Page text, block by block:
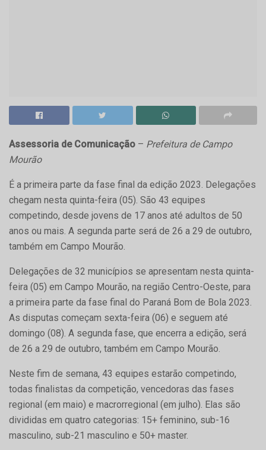
Assessoria de Comunicação – Prefeitura de Campo
Mourão
É a primeira parte da fase final da edição 2023. Delegações
chegam nesta quinta-feira (05). São 43 equipes
competindo, desde jovens de 17 anos até adultos de 50
anos ou mais. A segunda parte será de 26 a 29 de outubro,
também em Campo Mourão.
Delegações de 32 municípios se apresentam nesta quinta-
feira (05) em Campo Mourão, na região Centro-Oeste, para
a primeira parte da fase final do Paraná Bom de Bola 2023.
As disputas começam sexta-feira (06) e seguem até
domingo (08). A segunda fase, que encerra a edição, será
de 26 a 29 de outubro, também em Campo Mourão.
Neste fim de semana, 43 equipes estarão competindo,
todas finalistas da competição, vencedoras das fases
regional (em maio) e macrorregional (em julho). Elas são
divididas em quatro categorias: 15+ feminino, sub-16
masculino, sub-21 masculino e 50+ master.